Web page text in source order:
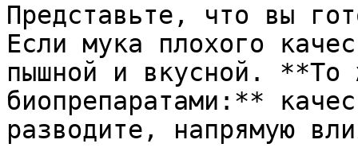
Представьте, что вы
Если мука плохого
пышной и вкусной. **То
биопрепаратами:**
разводите, напрямую